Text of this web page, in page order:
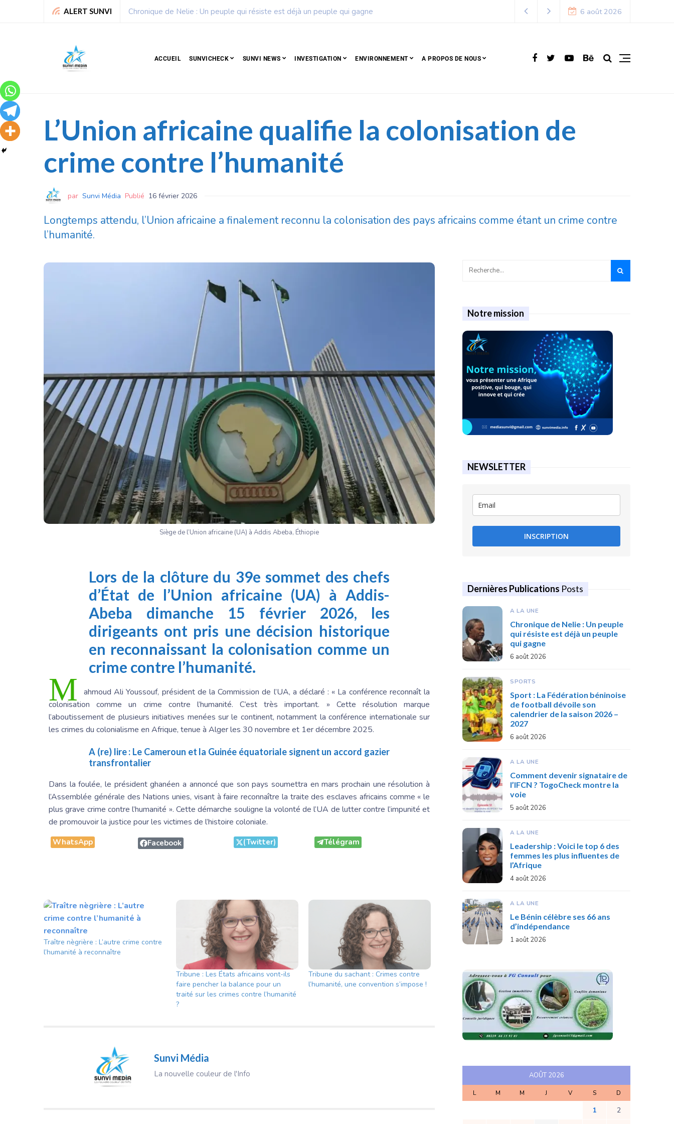
ALERT SUNVI Sport : La Fédération béninoise de football dévoile son calendrier de la saison 2026 – 2027 6 août 2026
ACCUEIL SUNVICHECK SUNVI NEWS INVESTIGATION ENVIRONNEMENT A PROPOS DE NOUS
L’Union africaine qualifie la colonisation de
crime contre l’humanité
par Sunvi Média Publié 16 février 2026
Longtemps attendu, l’Union africaine a finalement reconnu la colonisation des pays africains comme étant un crime contre
l’humanité.
Siège de l’Union africaine (UA) à Addis Abeba, Éthiopie
Lors de la clôture du 39e sommet des chefs
d’État de l’Union africaine (UA) à Addis-
Abeba dimanche 15 février 2026, les
dirigeants ont pris une décision historique
en reconnaissant la colonisation comme un
crime contre l’humanité.
M ahmoud Ali Youssouf, président de la Commission de l’UA, a déclaré : « La conférence reconnaît la
colonisation comme un crime contre l’humanité. C’est très important. » Cette résolution marque
l’aboutissement de plusieurs initiatives menées sur le continent, notamment la conférence internationale sur
les crimes du colonialisme en Afrique, tenue à Alger les 30 novembre et 1er décembre 2025.
A (re) lire : Le Cameroun et la Guinée équatoriale signent un accord gazier
transfrontalier
Dans la foulée, le président ghanéen a annoncé que son pays soumettra en mars prochain une résolution à
l’Assemblée générale des Nations unies, visant à faire reconnaître la traite des esclaves africains comme « le
plus grave crime contre l’humanité ». Cette démarche souligne la volonté de l’UA de lutter contre l’impunité et
de promouvoir la justice pour les victimes de l’histoire coloniale.
WhatsApp Facebook (Twitter) Télégram
Traître nègrière : L’autre crime contre
l’humanité à reconnaître
Tribune : Les États africains vont-ils
faire pencher la balance pour un
traité sur les crimes contre l’humanité
?
Tribune du sachant : Crimes contre
l’humanité, une convention s’impose !
Sunvi Média
La nouvelle couleur de l'Info
Notre mission
NEWSLETTER
INSCRIPTION
Dernières Publications Posts
A LA UNE
Chronique de Nelie : Un peuple
qui résiste est déjà un peuple
qui gagne
6 août 2026
SPORTS
Sport : La Fédération béninoise
de football dévoile son
calendrier de la saison 2026 –
2027
6 août 2026
A LA UNE
Comment devenir signataire de
l’IFCN ? TogoCheck montre la
voie
5 août 2026
A LA UNE
Leadership : Voici le top 6 des
femmes les plus influentes de
l’Afrique
4 août 2026
A LA UNE
Le Bénin célèbre ses 66 ans
d’indépendance
1 août 2026
AOÛT 2026
L M M J V S D
1
2